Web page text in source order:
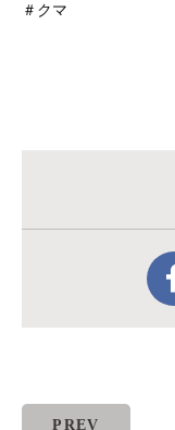
＃クマ
PREV